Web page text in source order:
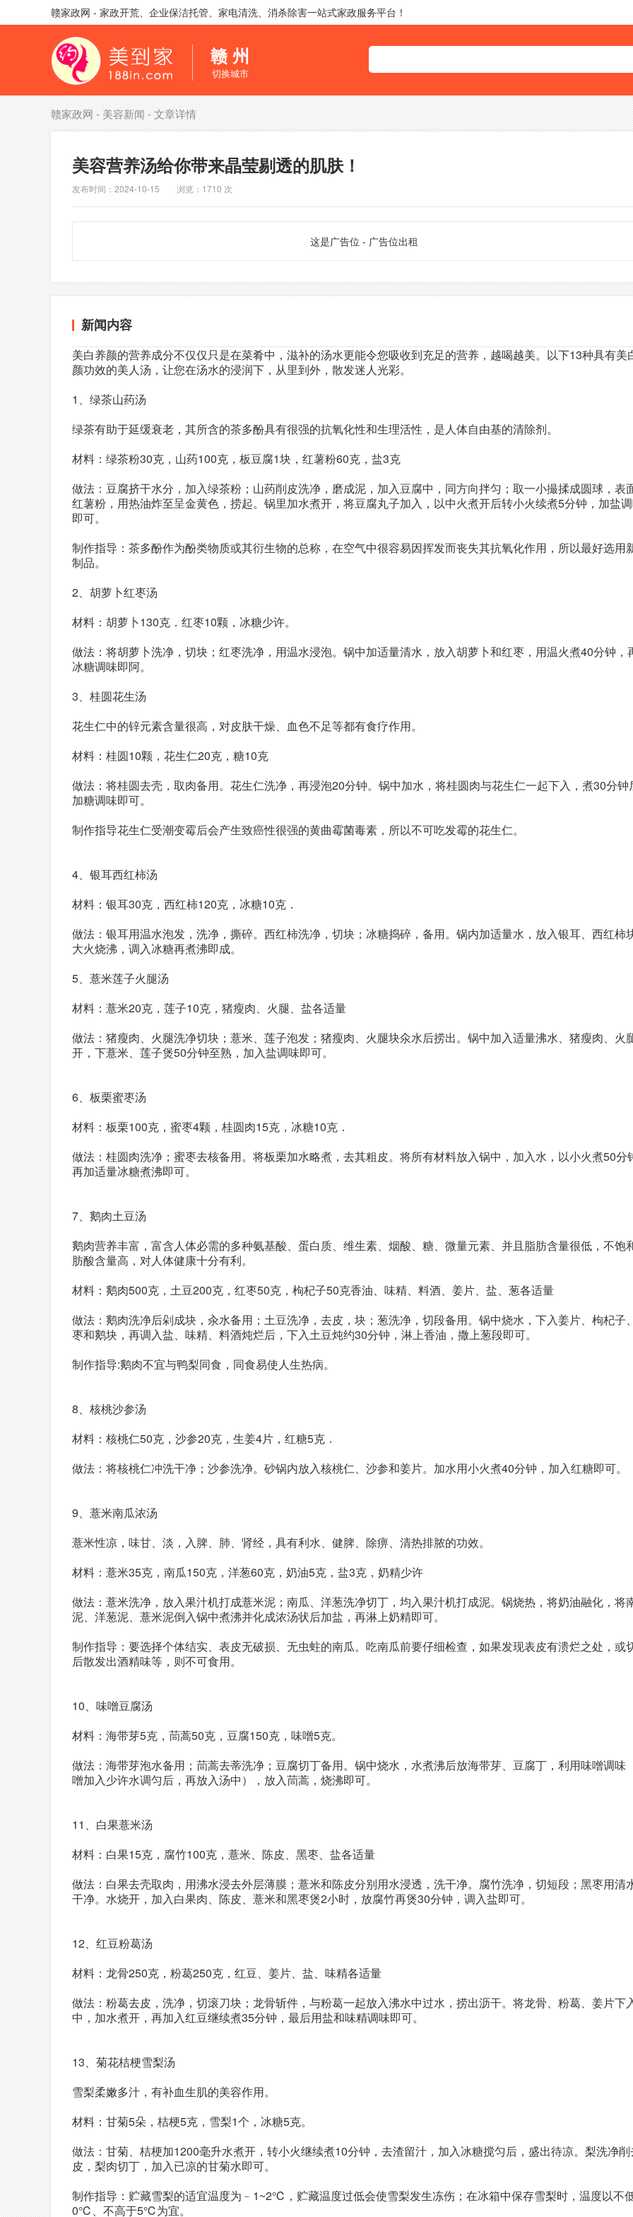
赣家政网 - 家政开荒、企业保洁托管、家电清洗、消杀除害一站式家政服务平台！
赣 州
切换城市
赣家政网-美容新闻- 文章详情
美容营养汤给你带来晶莹剔透的肌肤！
发布时间：2024-10-15 浏览：1710 次
这是广告位 - 广告位出租
新闻内容
美白养颜的营养成分不仅仅只是在菜肴中，滋补的汤水更能令您吸收到充足的营养，越喝越美。以下13种具有美
颜功效的美人汤，让您在汤水的浸润下，从里到外，散发迷人光彩。
1、绿茶山药汤
绿茶有助于延缓衰老，其所含的茶多酚具有很强的抗氧化性和生理活性，是人体自由基的清除剂。
材料：绿茶粉30克，山药100克，板豆腐1块，红薯粉60克，盐3克
做法：豆腐挤干水分，加入绿茶粉；山药削皮洗净，磨成泥，加入豆腐中，同方向拌匀；取一小撮揉成圆球，表
红薯粉，用热油炸至呈金黄色，捞起。锅里加水煮开，将豆腐丸子加入，以中火煮开后转小火续煮5分钟，加盐
即可。
制作指导：茶多酚作为酚类物质或其衍生物的总称，在空气中很容易因挥发而丧失其抗氧化作用，所以最好选用
制品。
2、胡萝卜红枣汤
材料：胡萝卜130克．红枣10颗，冰糖少许。
做法：将胡萝卜洗净，切块；红枣洗净，用温水浸泡。锅中加适量清水，放入胡萝卜和红枣，用温火煮40分钟，
冰糖调味即阿。
3、桂圆花生汤
花生仁中的锌元素含量很高，对皮肤干燥、血色不足等都有食疗作用。
材料：桂圆10颗，花生仁20克，糖10克
做法：将桂圆去壳，取肉备用。花生仁洗净，再浸泡20分钟。锅中加水，将桂圆肉与花生仁一起下入，煮30分钟
加糖调味即可。
制作指导花生仁受潮变霉后会产生致癌性很强的黄曲霉菌毒素，所以不可吃发霉的花生仁。
4、银耳西红柿汤
材料：银耳30克，西红柿120克，冰糖10克．
做法：银耳用温水泡发，洗净，撕碎。西红柿洗净，切块；冰糖捣碎，备用。锅内加适量水，放入银耳、西红柿
大火烧沸，调入冰糖再煮沸即成。
5、薏米莲子火腿汤
材料：薏米20克，莲子10克，猪瘦肉、火腿、盐各适量
做法：猪瘦肉、火腿洗净切块；薏米、莲子泡发；猪瘦肉、火腿块氽水后捞出。锅中加入适量沸水、猪瘦肉、火
开，下薏米、莲子煲50分钟至熟，加入盐调味即可。
6、板栗蜜枣汤
材料：板栗100克，蜜枣4颗，桂圆肉15克，冰糖10克．
做法：桂圆肉洗净；蜜枣去核备用。将板栗加水略煮，去其粗皮。将所有材料放入锅中，加入水，以小火煮50分
再加适量冰糖煮沸即可。
7、鹅肉土豆汤
鹅肉营养丰富，富含人体必需的多种氨基酸、蛋白质、维生素、烟酸、糖、微量元素、并且脂肪含量很低，不饱
肪酸含量高，对人体健康十分有利。
材料：鹅肉500克，土豆200克，红枣50克，枸杞子50克香油、味精、料酒、姜片、盐、葱各适量
做法：鹅肉洗净后剁成块，汆水备用；土豆洗净，去皮，块；葱洗净，切段备用。锅中烧水，下入姜片、枸杞子
枣和鹅块，再调入盐、味精、料酒炖烂后，下入土豆炖约30分钟，淋上香油，撒上葱段即可。
制作指导:鹅肉不宜与鸭梨同食，同食易使人生热病。
8、核桃沙参汤
材料：核桃仁50克，沙参20克，生姜4片，红糖5克．
做法：将核桃仁冲洗干净；沙参洗净。砂锅内放入核桃仁、沙参和姜片。加水用小火煮40分钟，加入红糖即可。
9、薏米南瓜浓汤
薏米性凉，味甘、淡，入脾、肺、肾经，具有利水、健脾、除痹、清热排脓的功效。
材料：薏米35克，南瓜150克，洋葱60克，奶油5克，盐3克，奶精少许
做法：薏米洗净，放入果汁机打成薏米泥；南瓜、洋葱洗净切丁，均入果汁机打成泥。锅烧热，将奶油融化，将
泥、洋葱泥、薏米泥倒入锅中煮沸并化成浓汤状后加盐，再淋上奶精即可。
制作指导：要选择个体结实、表皮无破损、无虫蛀的南瓜。吃南瓜前要仔细检查，如果发现表皮有溃烂之处，或
后散发出酒精味等，则不可食用。
10、味噌豆腐汤
材料：海带芽5克，茼蒿50克，豆腐150克，味噌5克。
做法：海带芽泡水备用；茼蒿去蒂洗净；豆腐切丁备用。锅中烧水，水煮沸后放海带芽、豆腐丁，利用味噌调味
噌加入少许水调匀后，再放入汤中），放入茼蒿，烧沸即可。
11、白果薏米汤
材料：白果15克，腐竹100克，薏米、陈皮、黑枣、盐各适量
做法：白果去壳取肉，用沸水浸去外层薄膜；薏米和陈皮分别用水浸透，洗干净。腐竹洗净，切短段；黑枣用清
干净。水烧开，加入白果肉、陈皮、薏米和黑枣煲2小时，放腐竹再煲30分钟，调入盐即可。
12、红豆粉葛汤
材料：龙骨250克，粉葛250克，红豆、姜片、盐、味精各适量
做法：粉葛去皮，洗净，切滚刀块；龙骨斩件，与粉葛一起放入沸水中过水，捞出沥干。将龙骨、粉葛、姜片下
中，加水煮开，再加入红豆继续煮35分钟，最后用盐和味精调味即可。
13、菊花桔梗雪梨汤
雪梨柔嫩多汁，有补血生肌的美容作用。
材料：甘菊5朵，桔梗5克，雪梨1个，冰糖5克。
做法：甘菊、桔梗加1200毫升水煮开，转小火继续煮10分钟，去渣留汁，加入冰糖搅匀后，盛出待凉。梨洗净削
皮，梨肉切丁，加入已凉的甘菊水即可。
制作指导：贮藏雪梨的适宜温度为﹣1~2℃，贮藏温度过低会使雪梨发生冻伤；在冰箱中保存雪梨时，温度以不
0℃、不高于5℃为宜。